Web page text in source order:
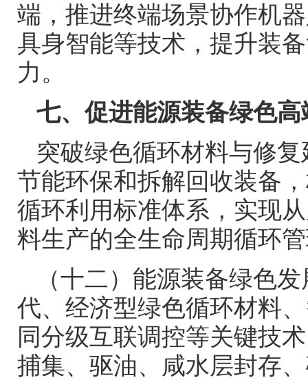
端，推进终端场景协作机
具身智能等技术，提升装
力。
七、促进能源装备绿色高
突破绿色循环材料与修
节能环保和拆解回收装备
循环利用标准体系，实现
料生产的全生命周期循环
（十二）能源装备绿色
代、经济型绿色循环材料
同分级互联调控等关键技
捕集、驱油、咸水层封存